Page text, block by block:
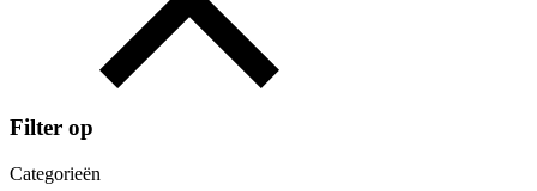
Filter op
Categorieën